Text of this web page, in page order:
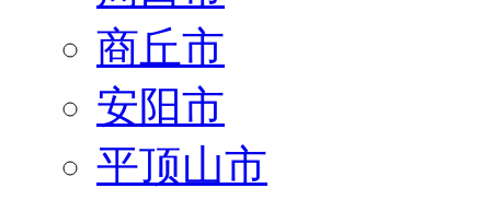
商丘市
安阳市
平顶山市